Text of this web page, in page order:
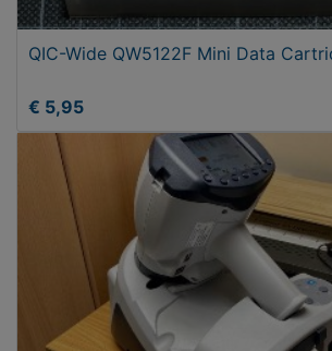
QIC-Wide QW5122F Mini Data
€ 5,95